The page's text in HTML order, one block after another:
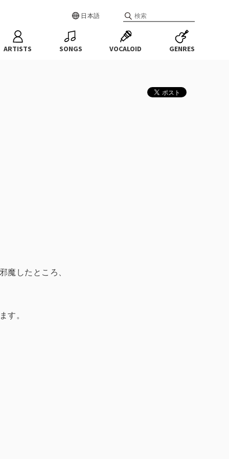
日本語
ARTISTS SONGS VOCALOID GENRES
魔したところ、
す。